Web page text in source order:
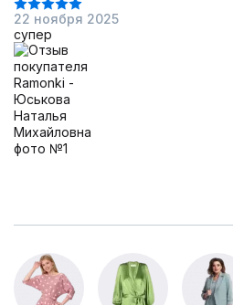
22 ноября 2025
супер